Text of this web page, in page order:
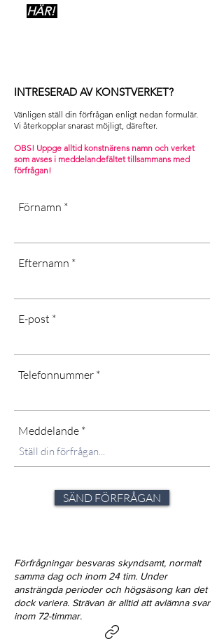
HÄR!
INTRESERAD AV KONSTVERKET?
Vänligen ställ din förfrågan enligt nedan formulär.
Vi återkopplar snarast möjligt, därefter. ​
OBS! Uppge alltid konstnärens namn och verket
som avses i meddelandefältet tillsammans med
förfrågan!
Förnamn
Efternamn
E-post
Telefonnummer
Meddelande
SÄND FÖRFRÅGAN
Förfrågningar besvaras skyndsamt, normalt
samma dag och inom 24 tim. Under
ansträngda perioder och högsäsong kan det
dock variera. Strävan är alltid att avlämna svar
inom 72-timmar.